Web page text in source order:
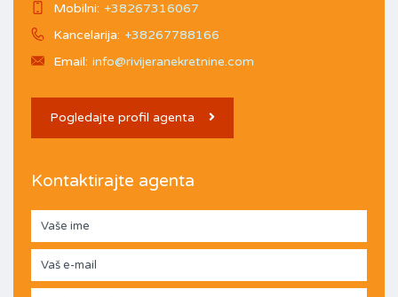
Mobilni: +38267316067
Kancelarija: +38267788166
Email: info@rivijeranekretnine.com
Pogledajte profil agenta
Kontaktirajte agenta